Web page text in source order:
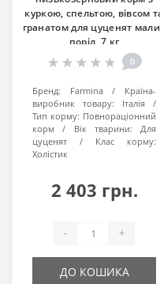
куркою, спельтою, вівсом
гранатом для цуценят
порід, 7 кг
0
Бренд: Farmina
Країна-
виробник товару:
Італія
Тип корму: Повнораціонний
корм
Вік тварини:
Для
цуценят
Клас корму:
Холістик
2 403 грн.
- +
ДО КОШИКА